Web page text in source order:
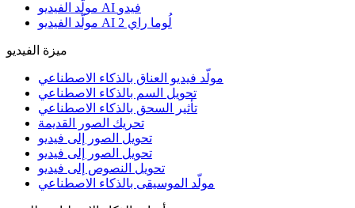
مولّد الفيديو AI فيدو
مولّد الفيديو AI لُوما راي 2
ميزة الفيديو
مولّد فيديو العناق بالذكاء الاصطناعي
تحويل السم بالذكاء الاصطناعي
تأثير السحق بالذكاء الاصطناعي
تحريك الصور القديمة
تحويل الصور إلى فيديو
تحويل الصور إلى فيديو
تحويل النصوص إلى فيديو
مولّد الموسيقى بالذكاء الاصطناعي